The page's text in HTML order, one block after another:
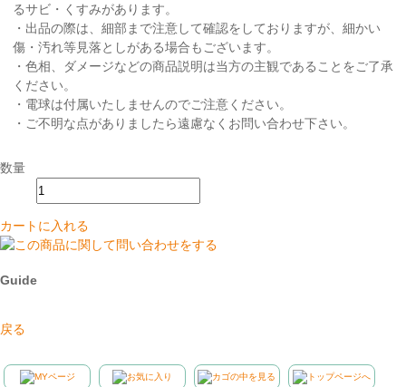
るサビ・くすみがあります。
・出品の際は、細部まで注意して確認をしておりますが、細かい
傷・汚れ等見落としがある場合もございます。
・色相、ダメージなどの商品説明は当方の主観であることをご了承
ください。
・電球は付属いたしませんのでご注意ください。
・ご不明な点がありましたら遠慮なくお問い合わせ下さい。
数量
カートに入れる
Guide
戻る